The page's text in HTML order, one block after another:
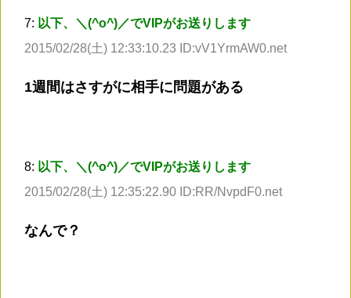
7: 以下、＼(^o^)／でVIPがお送りします
2015/02/28(土) 12:33:10.23 ID:vV1YrmAW0.net
1週間はさすがに相手に問題がある
8: 以下、＼(^o^)／でVIPがお送りします
2015/02/28(土) 12:35:22.90 ID:RR/NvpdF0.net
なんで？